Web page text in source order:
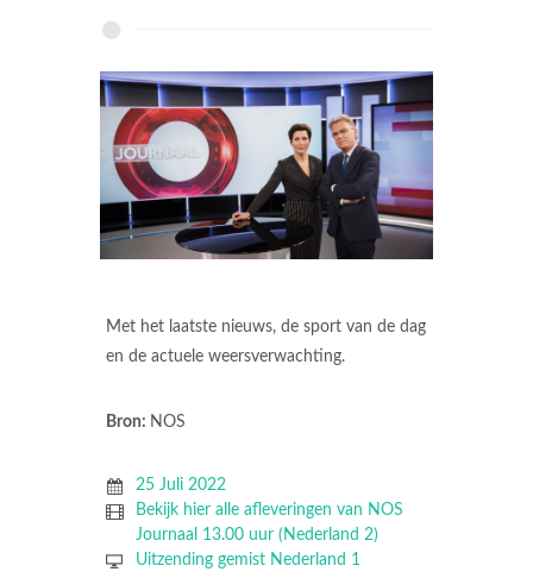
Met het laatste nieuws, de sport van de dag
en de actuele weersverwachting.
Bron: NOS
25 Juli 2022
Bekijk hier alle afleveringen van NOS
Journaal 13.00 uur (Nederland 2)
Uitzending gemist Nederland 1